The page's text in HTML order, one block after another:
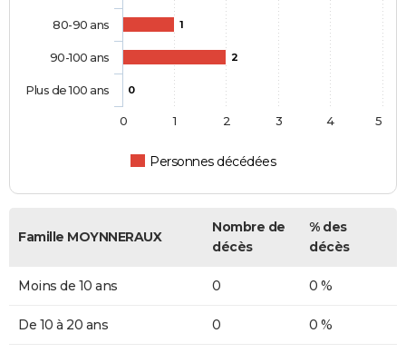
1
2
0
Personnes décédées
80-90 ans
90-100 ans
Plus de 100 ans
0 1 2 3 4 5
Famille MOYNNERAUX
Nombre de
décès
% des
décès
Moins de 10 ans 0 0 %
De 10 à 20 ans 0 0 %